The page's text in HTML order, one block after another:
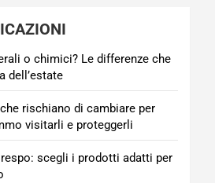
o chimici? Le differenze che
dell’estate
rischiano di cambiare per
visitarli e proteggerli
scegli i prodotti adatti per